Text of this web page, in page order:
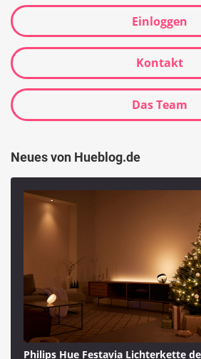
Einloggen
Kontakt
Das Team
Neues von Hueblog.de
Philips Hue Festavia Lichterkette